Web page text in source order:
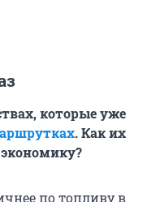
которые уже
. Как их
по топливу в